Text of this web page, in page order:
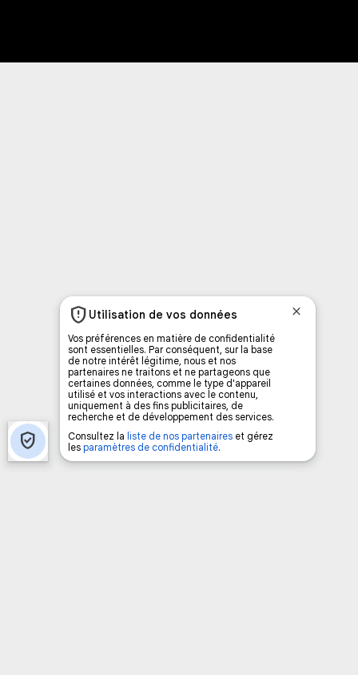
Vous avez envie d’écouter le FM 103,3 ou notre
nouvelle fréquence Coyote New Country
facilement à partir de votre téléphone?
Ajoutez un signet FM 103,3 sur votre écran
d’accueil rapidement.
Voici la procédure ;)